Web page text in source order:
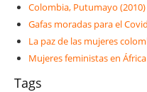
Colombia, Putumayo (2010)
Gafas moradas para el
La paz de las mujeres
Mujeres feministas en
Tags